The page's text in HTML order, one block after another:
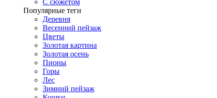
С сюжетом
Популярные теги
Деревня
Весенний пейзаж
Цветы
Золотая картина
Золотая осень
Пионы
Горы
Лес
Зимний пейзаж